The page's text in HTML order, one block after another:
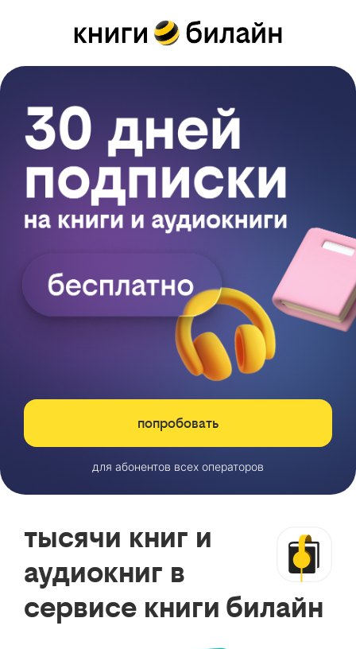
попробовать
для абонентов всех операторов
тысячи книг и
аудиокниг в
сервисе книги билайн